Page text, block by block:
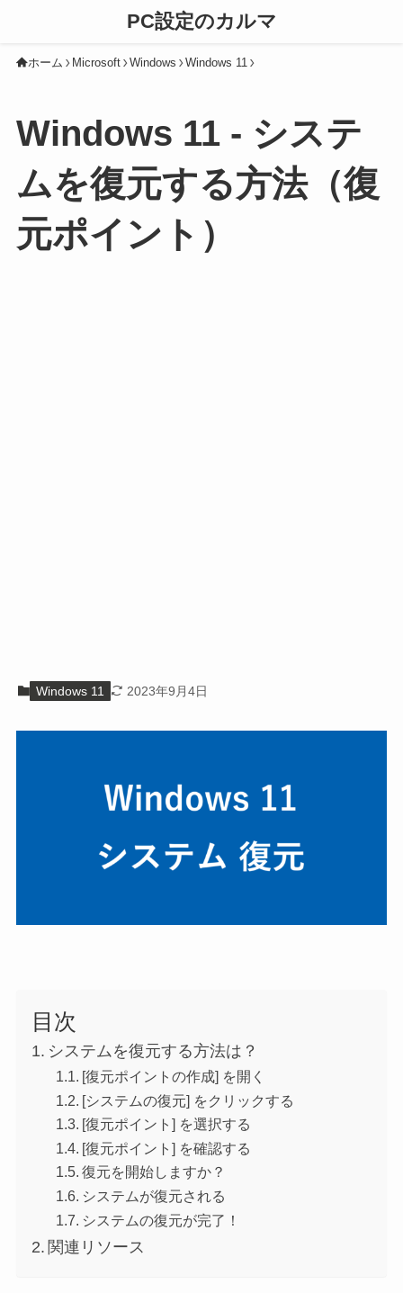
PC設定のカルマ
ホーム Microsoft Windows Windows 11
Windows 11 - システ
ムを復元する方法（復
元ポイント）
Windows 11 2023年9月4日
目次
システムを復元する方法は？
[復元ポイントの作成] を開く
[システムの復元] をクリックする
[復元ポイント] を選択する
[復元ポイント] を確認する
復元を開始しますか？
システムが復元される
システムの復元が完了！
関連リソース